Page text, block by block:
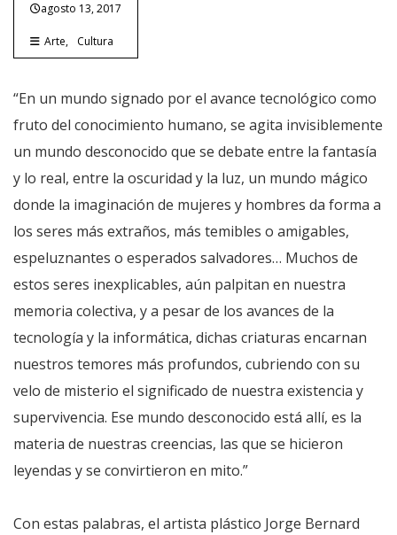
agosto 13, 2017
Arte Cultura
“En un mundo signado por el avance tecnológico como
fruto del conocimiento humano, se agita invisiblemente
un mundo desconocido que se debate entre la fantasía
y lo real, entre la oscuridad y la luz, un mundo mágico
donde la imaginación de mujeres y hombres da forma a
los seres más extraños, más temibles o amigables,
espeluznantes o esperados salvadores… Muchos de
estos seres inexplicables, aún palpitan en nuestra
memoria colectiva, y a pesar de los avances de la
tecnología y la informática, dichas criaturas encarnan
nuestros temores más profundos, cubriendo con su
velo de misterio el significado de nuestra existencia y
supervivencia. Ese mundo desconocido está allí, es la
materia de nuestras creencias, las que se hicieron
leyendas y se convirtieron en mito.”
Con estas palabras, el artista plástico Jorge Bernard